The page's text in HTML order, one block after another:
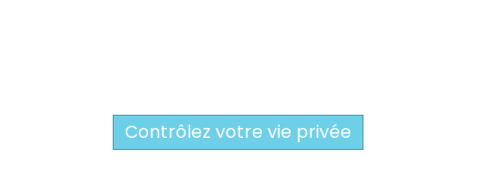
Contrôlez votre vie privée